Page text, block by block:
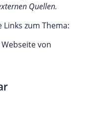
Quellen.
zum Thema:
von